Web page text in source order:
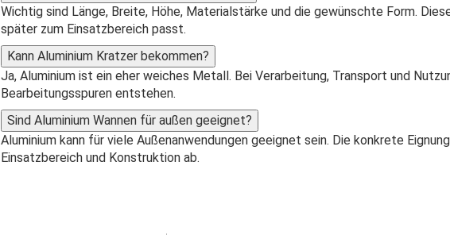
Wichtig sind Länge, Breite, Höhe, Materialstärke und die gewünschte Form.
später zum Einsatzbereich passt.
Kann Aluminium Kratzer bekommen?
Ja, Aluminium ist ein eher weiches Metall. Bei Verarbeitung, Transport und
Bearbeitungsspuren entstehen.
Sind Aluminium Wannen für außen geeignet?
Aluminium kann für viele Außenanwendungen geeignet sein. Die konkrete
Einsatzbereich und Konstruktion ab.